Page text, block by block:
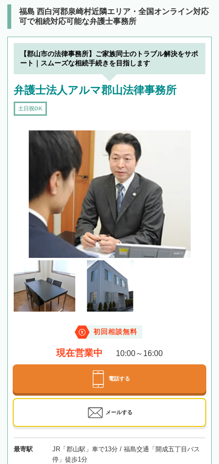
福島 西白河郡泉崎村近隣エリア・全国オンライン対応
可で相続対応可能な弁護士事務所
【郡山市の法律事務所】ご家族同士のトラブル解決をサポ
ート｜スムーズな相続手続きを目指します
弁護士法人アルマ郡山法律事務所
土日祝OK
初回相談無料
現在営業中 10:00～16:00
電話する
メールする
最寄駅
JR「郡山駅」車で13分 / 福島交通「開成五丁目バス
停」徒歩1分